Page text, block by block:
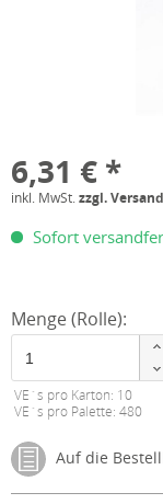
6,31 € *
inkl. MwSt.zzgl.
Sofort
Menge (Rolle):
VE´s pro Karton: 10
VE´s pro Palette: 480
Auf die